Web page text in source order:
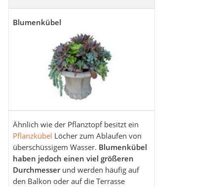
Blumenkübel
Ähnlich wie der Pflanztopf besitzt ein
Pflanzkübel Löcher zum Ablaufen von
überschüssigem Wasser. Blumenkübel
haben jedoch einen viel größeren
Durchmesserund werden häufig auf
den Balkon oder auf die Terrasse